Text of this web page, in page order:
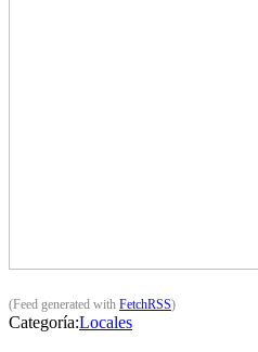
(Feed generated with FetchRSS)
Categoría:Locales